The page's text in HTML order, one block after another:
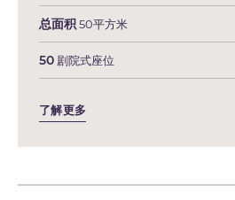
总面积50平方米
50 剧院式座位
了解更多